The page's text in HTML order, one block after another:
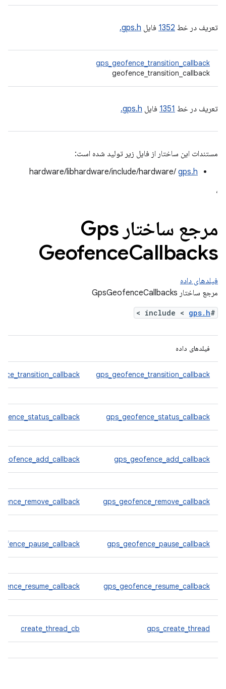
تعریف در خط 1352 فایل gps.h.
gps_geofence_transition_callback
geofence_transition_callback
تعریف در خط 1351 فایل gps.h.
مستندات این ساختار از فایل زیر تولید شده است:
hardware/libhardware/include/hardware/ gps.h
،
مرجع ساختار Gps
GeofenceCallbacks
فیلدهای داده
مرجع ساختار GpsGeofenceCallbacks
#include <
gps.h
>
فیلدهای داده
gps_geofence_transition_callback
gps_geofence_status_callback
gps_geofence_add_callback
geofence_add_callback
gps_geofence_remove_callback
gps_geofence_pause_callback
gps_geofence_resume_callback
gps_create_thread
create_thread_cb